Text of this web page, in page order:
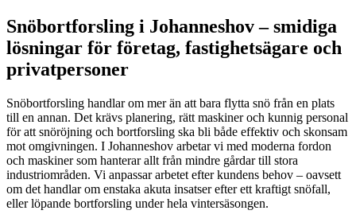
Snöbortforsling i Johanneshov – smidiga
lösningar för företag, fastighetsägare och
privatpersoner
Snöbortforsling handlar om mer än att bara flytta snö från en plats
till en annan. Det krävs planering, rätt maskiner och kunnig personal
för att snöröjning och bortforsling ska bli både effektiv och skonsam
mot omgivningen. I Johanneshov arbetar vi med moderna fordon
och maskiner som hanterar allt från mindre gårdar till stora
industriområden. Vi anpassar arbetet efter kundens behov – oavsett
om det handlar om enstaka akuta insatser efter ett kraftigt snöfall,
eller löpande bortforsling under hela vintersäsongen.